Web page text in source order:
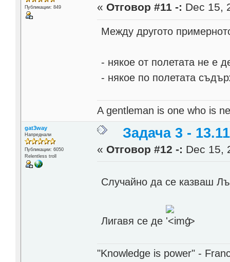
Публикации: 849 « Отговор #11 -: Dec 15,
Между другото
- някое от полетата не е
- някое по полетата
A gentleman is one who is
gat3way
Напреднали
Публикации: 6050
Relentless troll
Задача 3 -
« Отговор #12 -: Dec 15,
Случайно да се казваш
Лигавя се де '>
"Knowledge is power" -